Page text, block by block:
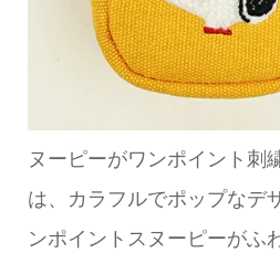
ヌーピーがワンポイント刺
は、カラフルでポップなデ
ンポイントスヌーピーがふ